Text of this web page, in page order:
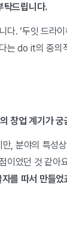
탁드립니다.
다. ‘두잇 드라
는 do it의 중
창업 계기가 궁
, 분야의 특성
이었던 것 같
따서 만들었